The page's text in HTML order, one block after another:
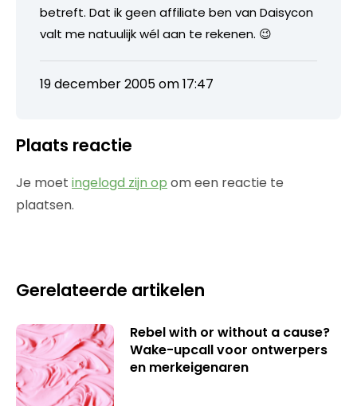
betreft. Dat ik geen affiliate ben van Daisycon
valt me natuulijk wél aan te rekenen. 😉
19 december 2005 om 17:47
Plaats reactie
Je moet ingelogd zijn op om een reactie te
plaatsen.
Gerelateerde artikelen
Rebel with or without a cause?
Wake-upcall voor ontwerpers
en merkeigenaren